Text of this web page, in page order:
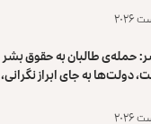
حمله‌ی طالبان به حقوق بشر
به جای ابراز نگرانی،